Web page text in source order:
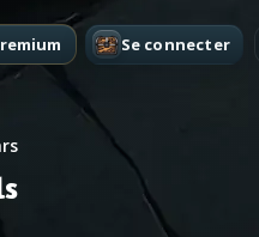
Se connecter